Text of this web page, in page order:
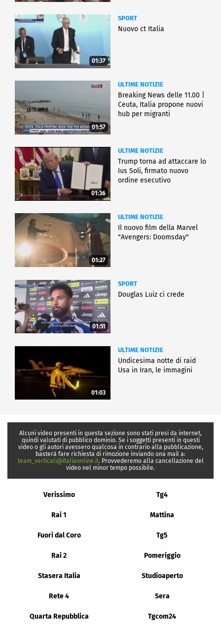
01:37
SPORT
Nuovo ct Italia
01:57
ULTIME NOTIZIE
Breaking News delle 11.00 |
Ceuta, Italia propone nuovi
hub per migranti
01:36
ULTIME NOTIZIE
Trump torna ad attaccare lo
Ius Soli, firmato nuovo
ordine esecutivo
01:27
ULTIME NOTIZIE
Il nuovo film della Marvel
"Avengers: Doomsday"
01:51
SPORT
Douglas Luiz ci crede
01:03
ULTIME NOTIZIE
Undicesima notte di raid
Usa in Iran, le immagini
Alcuni video presenti in questa sezione sono stati presi da internet,
quindi valutati di pubblico dominio. Se i soggetti presenti in questi
video o gli autori avessero qualcosa in contrario alla pubblicazione,
basterà fare richiesta di rimozione inviando una mail a:
team_verticali@italiaonline.it. Provvederemo alla cancellazione del
video nel minor tempo possibile.
Verissimo Tg4
Rai 1 Mattina
Fuori dal Coro Tg5
Rai 2 Pomeriggio
Stasera Italia Studioaperto
Rete 4 Sera
Quarta Repubblica Tgcom24